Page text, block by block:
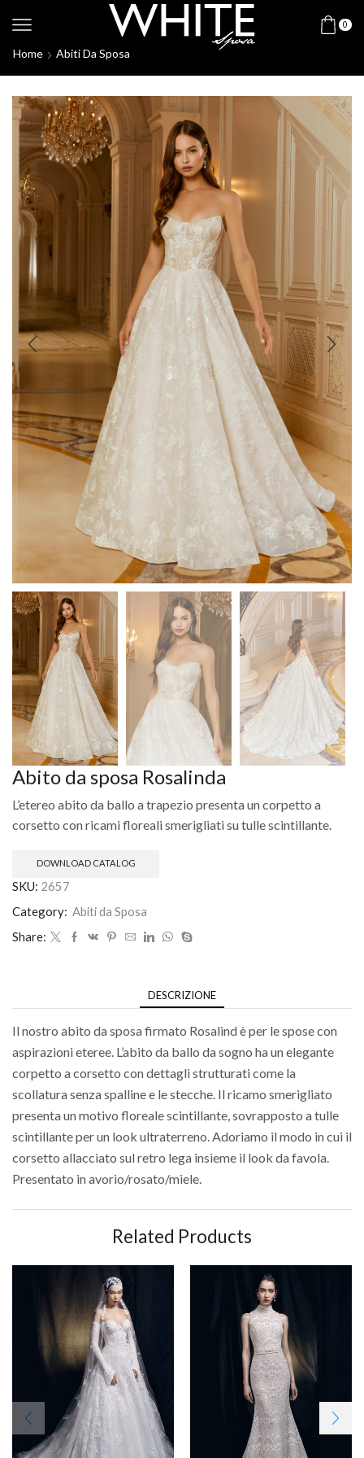
0
Home Abiti Da Sposa
Abito da sposa Rosalinda
L’etereo abito da ballo a trapezio presenta un corpetto a
corsetto con ricami floreali smerigliati su tulle scintillante.
DOWNLOAD CATALOG
SKU: 2657
Category: Abiti da Sposa
Share:
DESCRIZIONE
Il nostro abito da sposa firmato Rosalind è per le spose con
aspirazioni eteree. L’abito da ballo da sogno ha un elegante
corpetto a corsetto con dettagli strutturati come la
scollatura senza spalline e le stecche. Il ricamo smerigliato
presenta un motivo floreale scintillante, sovrapposto a tulle
scintillante per un look ultraterreno. Adoriamo il modo in cui il
corsetto allacciato sul retro lega insieme il look da favola.
Presentato in avorio/rosato/miele.
Related Products